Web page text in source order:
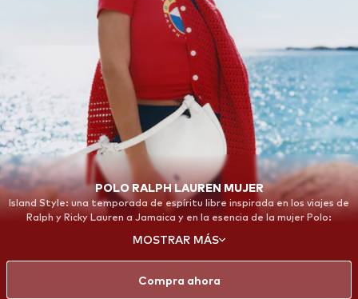
POLO RALPH LAUREN MUJER
Island Style: una temporada de espíritu libre inspirada en los viajes de
Ralph y Ricky Lauren a Jamaica y en la esencia de la mujer Polo:
aventurera, sin esfuerzo y sofisticada
MOSTRAR MÁS
Compra ahora